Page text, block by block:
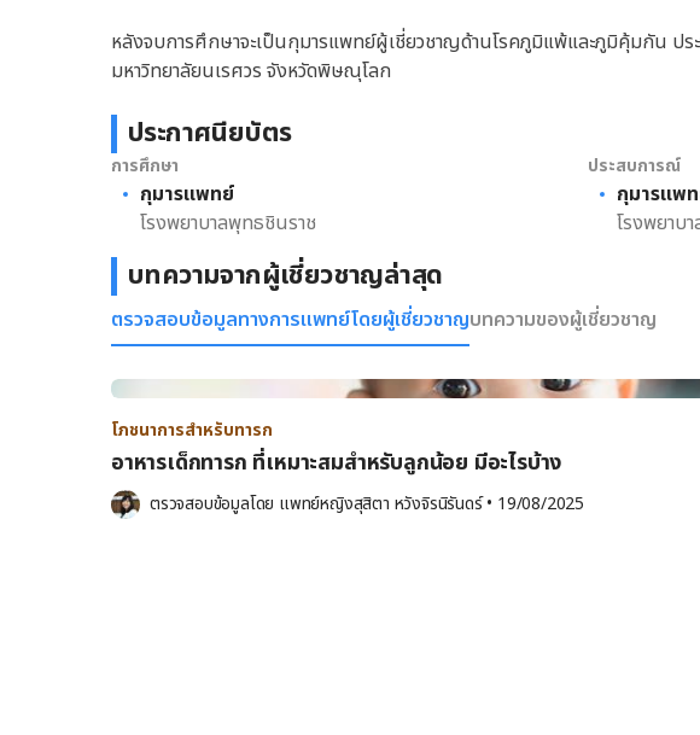
หลังจบการศึกษาจะเป็นกุมารแพทย์ผู้เชี่ยวชาญด้านโรคภูมิแพ้และภูมิคุ้มกัน ปร
มหาวิทยาลัยนเรศวร จังหวัดพิษณุโลก
ประกาศนียบัตร
การศึกษา
กุมารแพทย์
โรงพยาบาลพุทธชินราช
ประสบการณ์
กุมารแพ
โรงพยาบ
บทความจากผู้เชี่ยวชาญล่าสุด
ตรวจสอบข้อมูลทางการแพทย์โดยผู้เชี่ยวชาญบทความของผู้เชี่ยวชาญ
โภชนาการสำหรับทารก
อาหารเด็กทารก ที่เหมาะสมสำหรับลูกน้อย มีอะไรบ้าง
ตรวจสอบข้อมูลโดย แพทย์หญิงสุสิตา หวังจิรนิรันดร์ • 19/08/2025